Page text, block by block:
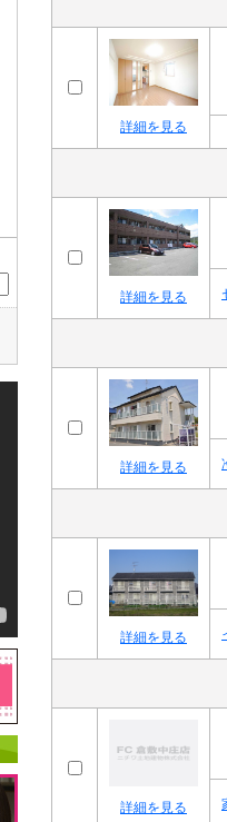
詳細を見る
詳細を見る
詳細を見る
詳細を見る
詳細を見る